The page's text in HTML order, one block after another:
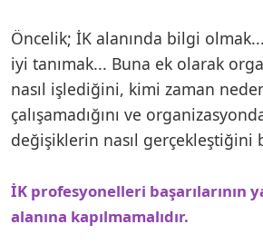
Öncelik; İK alanında bilgi
iyi tanımak... Buna ek olarak
nasıl işlediğini, kimi zaman
çalışamadığını ve
değişiklerin nasıl gerçekleştiğini
İK profesyonelleri başarılarının
alanına kapılmamalıdır.